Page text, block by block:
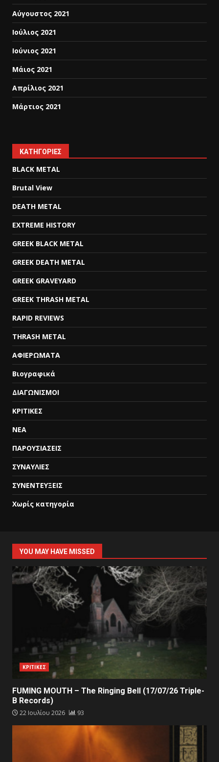
Αύγουστος 2021
Ιούλιος 2021
Ιούνιος 2021
Μάιος 2021
Απρίλιος 2021
Μάρτιος 2021
KΑΤΗΓΟΡΊΕΣ
BLACK METAL
Brutal View
DEATH METAL
EXTREME HISTORY
GREEK BLACK METAL
GREEK DEATH METAL
GREEK GRAVEYARD
GREEK THRASH METAL
RAPID REVIEWS
THRASH METAL
ΑΦΙΕΡΩΜΑΤΑ
Βιογραφικά
ΔΙΑΓΩΝΙΣΜΟΙ
ΚΡΙΤΙΚΕΣ
ΝΕΑ
ΠΑΡΟΥΣΙΑΣΕΙΣ
ΣΥΝΑΥΛΙΕΣ
ΣΥΝΕΝΤΕΥΞΕΙΣ
Χωρίς κατηγορία
YOU MAY HAVE MISSED
ΚΡΙΤΙΚΕΣ
FUMING MOUTH – The Ringing Bell (17/07/26 Triple-
B Records)
22 Ιουλίου 2026 93